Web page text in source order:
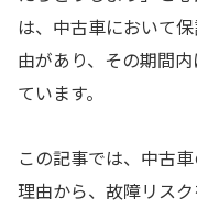
は、中古車において
由があり、その期間
ています。
この記事では、中古
理由から、故障リス